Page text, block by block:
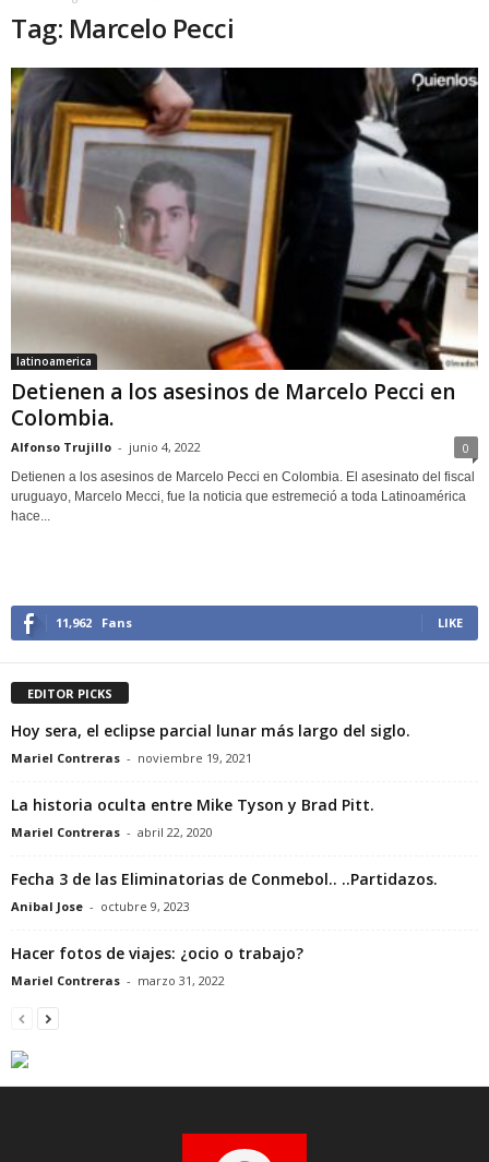
Tag: Marcelo Pecci
latinoamerica
Detienen a los asesinos de Marcelo Pecci en
Colombia.
Alfonso Trujillo - junio 4, 2022 0
Detienen a los asesinos de Marcelo Pecci en Colombia. El asesinato del fiscal
uruguayo, Marcelo Mecci, fue la noticia que estremeció a toda Latinoamérica
hace...
11,962 Fans LIKE
EDITOR PICKS
Hoy sera, el eclipse parcial lunar más largo del siglo.
Mariel Contreras - noviembre 19, 2021
La historia oculta entre Mike Tyson y Brad Pitt.
Mariel Contreras - abril 22, 2020
Fecha 3 de las Eliminatorias de Conmebol.. ..Partidazos.
Anibal Jose - octubre 9, 2023
Hacer fotos de viajes: ¿ocio o trabajo?
Mariel Contreras - marzo 31, 2022